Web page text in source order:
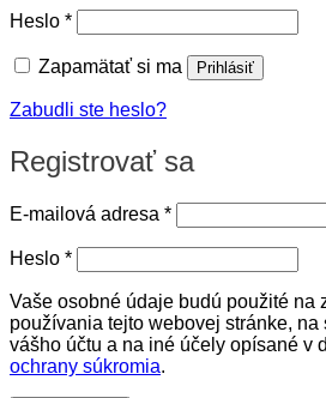
Heslo *Povinné
Zapamätať si ma Prihlásiť
Zabudli ste heslo?
Registrovať sa
E-mailová adresa *Povinné
Heslo *Povinné
Vaše osobné údaje budú použité na
používania tejto webovej stránke,
vášho účtu a na iné účely opísané v
ochrany súkromia.